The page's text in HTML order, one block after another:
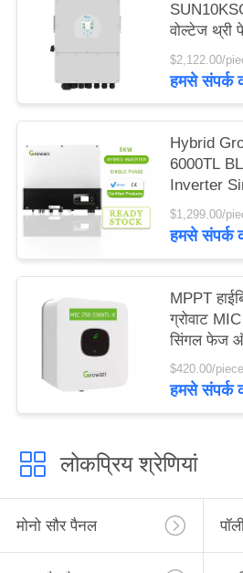
वोल्टेज थ्री
इन्वर्टर
$2,122.00/
हमसे संपर्क
Hybrid
6000TL
Inverter
Inverter
$1,299.00/
हमसे संपर्क
MPPT
ग्रोवाट
सिंगल फेज
इन्वर्टर
$420.00/
हमसे संपर्क
लोकप्रिय श्रेणियां
मोनो सौर पैनल